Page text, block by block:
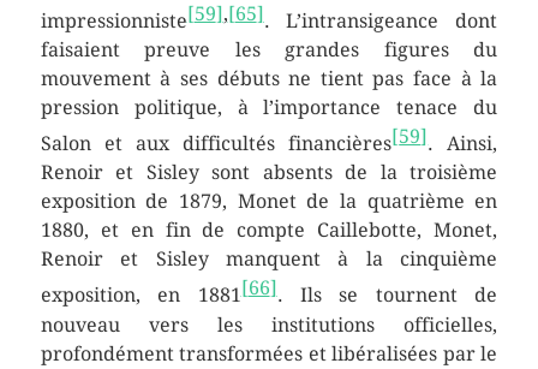
impressionniste[59],[65]. L’intransigeance dont
faisaient preuve les grandes figures du
mouvement à ses débuts ne tient pas face à la
pression politique, à l’importance tenace du
Salon et aux difficultés financières[59]. Ainsi,
Renoir et Sisley sont absents de la troisième
exposition de 1879, Monet de la quatrième en
1880, et en fin de compte Caillebotte, Monet,
Renoir et Sisley manquent à la cinquième
exposition, en 1881[66]. Ils se tournent de
nouveau vers les institutions officielles,
profondément transformées et libéralisées par le